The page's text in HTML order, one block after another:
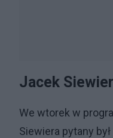
Jacek
We wtorek w
Siewiera pytany